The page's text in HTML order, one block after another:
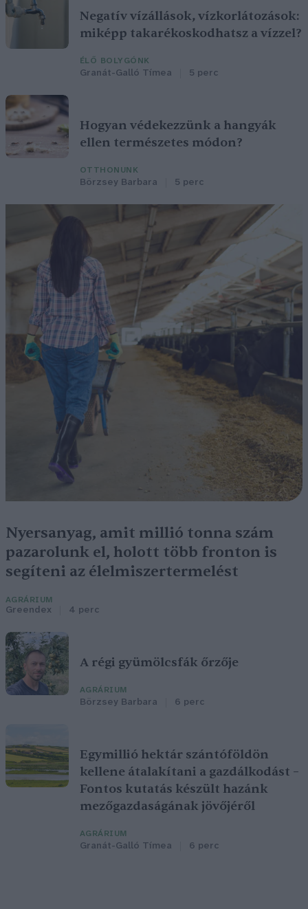
Negatív vízállások, vízkorlátozások:
miképp takarékoskodhatsz a vízzel?
ÉLŐ BOLYGÓNK
Granát-Galló Tímea 5 perc
Hogyan védekezzünk a hangyák
ellen természetes módon?
OTTHONUNK
Börzsey Barbara 5 perc
Nyersanyag, amit millió tonna szám
pazarolunk el, holott több fronton is
segíteni az élelmiszertermelést
AGRÁRIUM
Greendex 4 perc
A régi gyümölcsfák őrzője
AGRÁRIUM
Börzsey Barbara 6 perc
Egymillió hektár szántóföldön
kellene átalakítani a gazdálkodást –
Fontos kutatás készült hazánk
mezőgazdaságának jövőjéről
AGRÁRIUM
Granát-Galló Tímea 6 perc